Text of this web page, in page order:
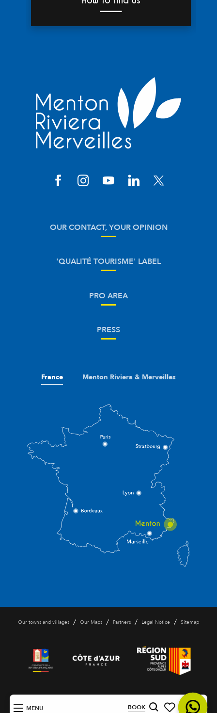
MENU BOOK EN
OUR CONTACT, YOUR OPINION
'QUALITÉ TOURISME' LABEL
PRO AREA
PRESS
France Menton Riviera & Merveilles
Our towns and villages / Our Maps / Partners / Legal Notice / Sitemap